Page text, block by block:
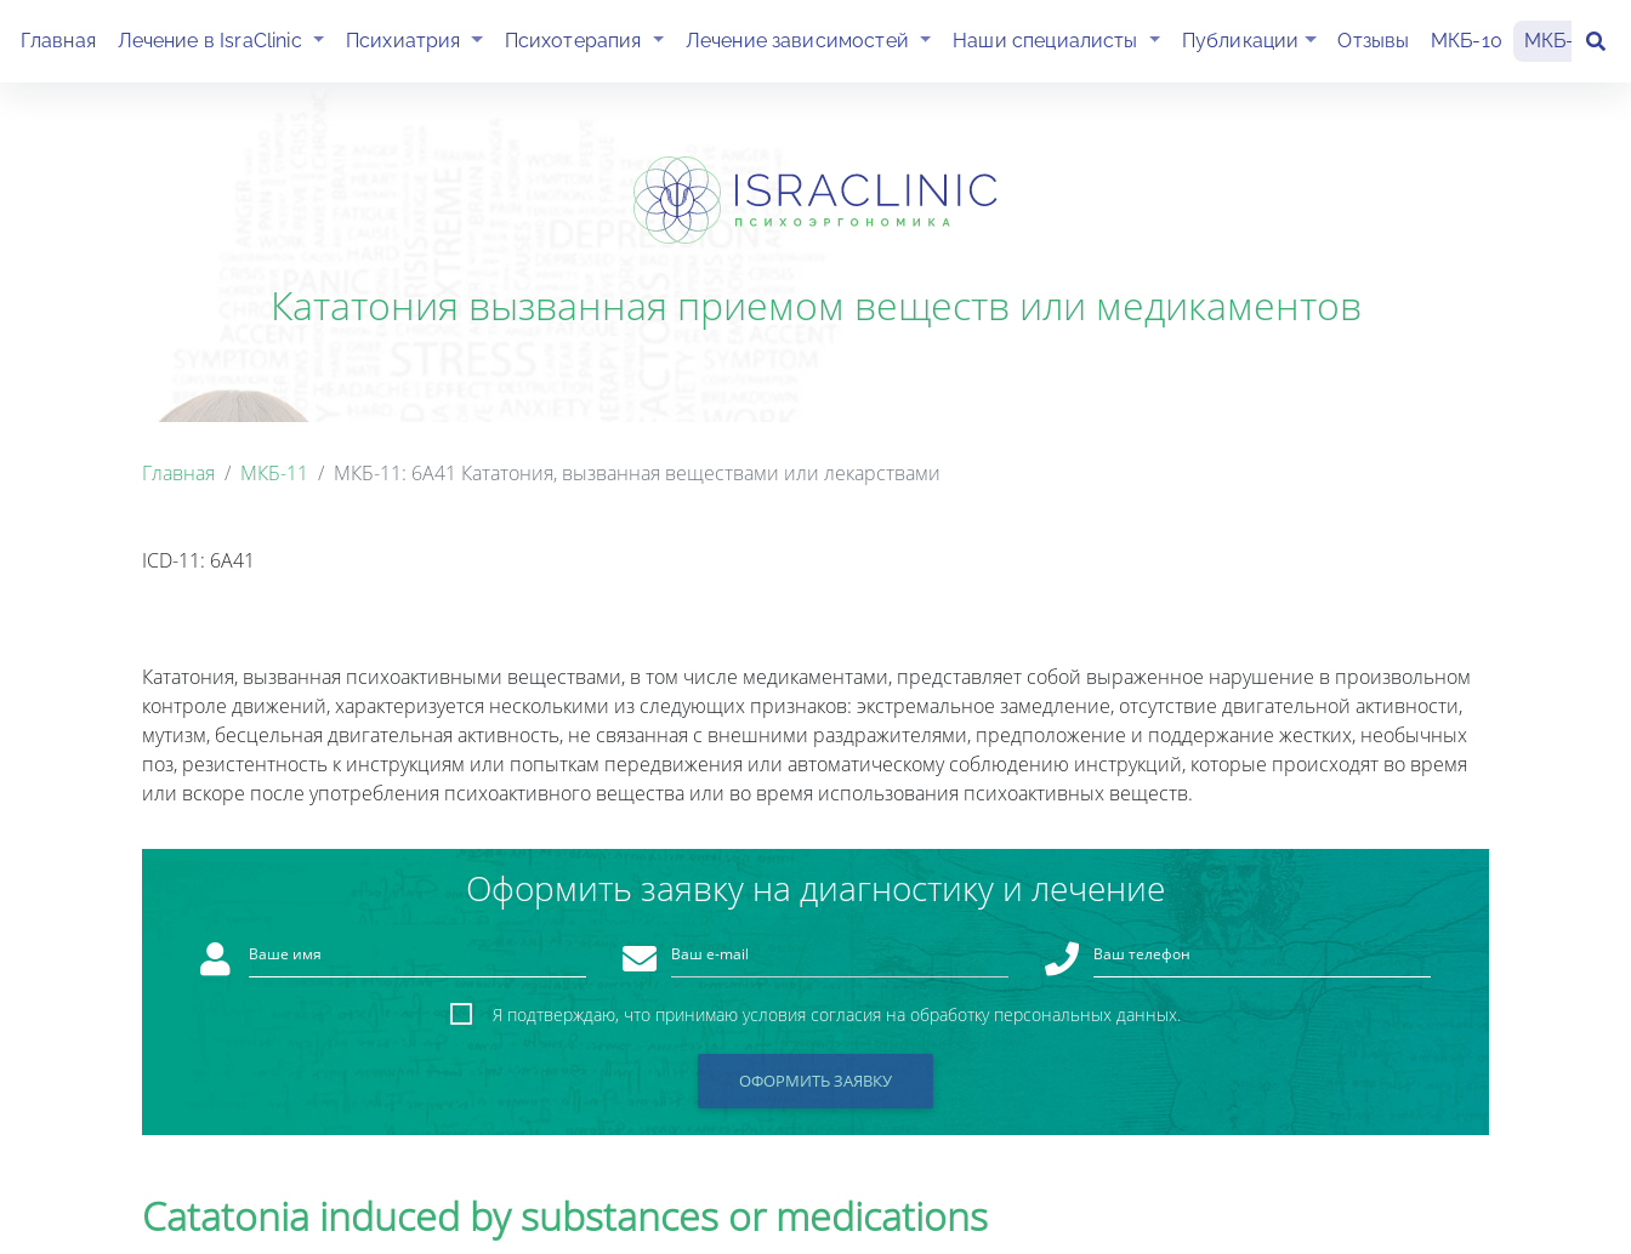
Главная Лечение в IsraClinic (current)Психиатрия (current)Психотерапия (current)Лечение зависимостей (current)Наши специалисты (current)Публикации Отзывы МКБ-10 МКБ-11
Кататония вызванная приемом веществ или медикаментов
Главная МКБ-11 МКБ-11: 6A41 Кататония, вызванная веществами или лекарствами
ICD-11: 6A41
Кататония, вызванная психоактивными веществами, в том числе медикаментами, представляет собой выраженное нарушение в произвольном
контроле движений, характеризуется несколькими из следующих признаков: экстремальное замедление, отсутствие двигательной активности,
мутизм, бесцельная двигательная активность, не связанная с внешними раздражителями, предположение и поддержание жестких, необычных
поз, резистентность к инструкциям или попыткам передвижения или автоматическому соблюдению инструкций, которые происходят во время
или вскоре после употребления психоактивного вещества или во время использования психоактивных веществ.
Оформить заявку на диагностику и лечение
Я подтверждаю, что принимаю условия согласия на обработку персональных данных.
ОФОРМИТЬ ЗАЯВКУ
Catatonia induced by substances or medications